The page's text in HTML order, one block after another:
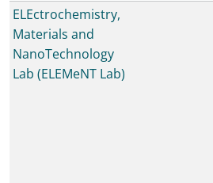
ELEctrochemistry,
Materials and
NanoTechnology
Lab (ELEMeNT Lab)